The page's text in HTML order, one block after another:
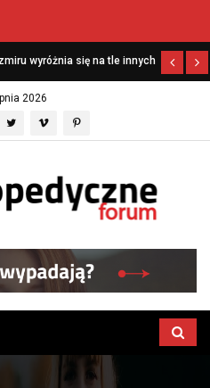
wyróżnia się na tle innych
2026